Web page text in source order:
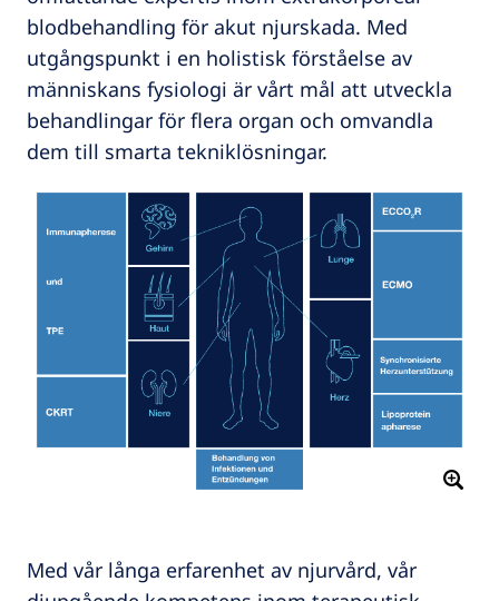
blodbehandling för akut njurskada. Med
utgångspunkt i en holistisk förståelse av
människans fysiologi är vårt mål att utveckla
behandlingar för flera organ och omvandla
dem till smarta tekniklösningar.
Med vår långa erfarenhet av njurvård, vår